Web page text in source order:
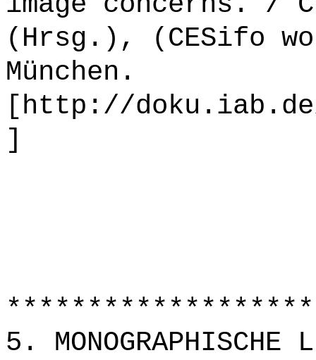
(Hrsg.), (CESifo
München.
[http://
]
5. MONOGRAPHISCHE